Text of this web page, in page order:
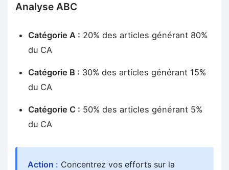
Analyse ABC
Catégorie A : 20% des articles générant 80%
du CA
Catégorie B : 30% des articles générant 15%
du CA
Catégorie C : 50% des articles générant 5%
du CA
Action : Concentrez vos efforts sur la